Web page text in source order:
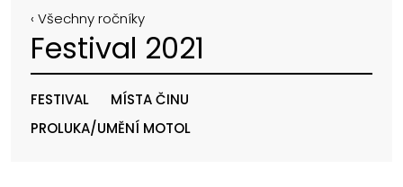
‹ Všechny ročníky
Festival 2021
FESTIVAL
MÍSTA ČINU
PROLUKA/UMĚNÍ MOTOL